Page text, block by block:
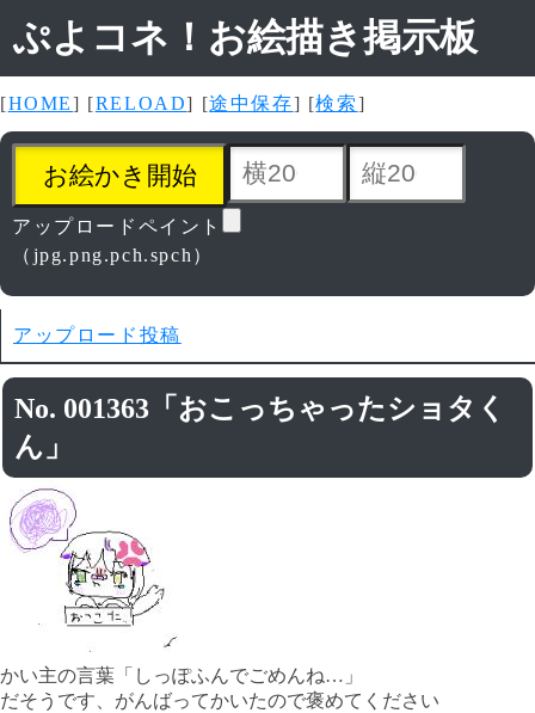
ぷよコネ！お絵描き掲示板
[HOME] [RELOAD] [途中保存] [検索]
アップロードペイント
（jpg.png.pch.spch）
アップロード投稿
No. 001363「おこっちゃったショタく
ん」
かい主の言葉「しっぽふんでごめんね…」
だそうです、がんばってかいたので褒めてください